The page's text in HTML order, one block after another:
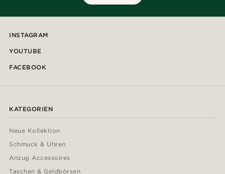
INSTAGRAM
YOUTUBE
FACEBOOK
KATEGORIEN
Neue Kollektion
Schmuck & Uhren
Anzug Accessoires
Taschen & Geldbörsen